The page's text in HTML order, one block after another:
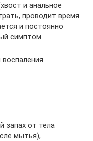
и анальное
проводит время
и постоянно
симптом.
запах от тела
мытья),